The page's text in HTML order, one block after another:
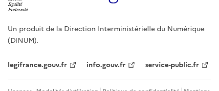
Un produit de la Direction Interministérielle du Numérique
(DINUM).
legifrance.gouv.fr info.gouv.fr service-public.fr